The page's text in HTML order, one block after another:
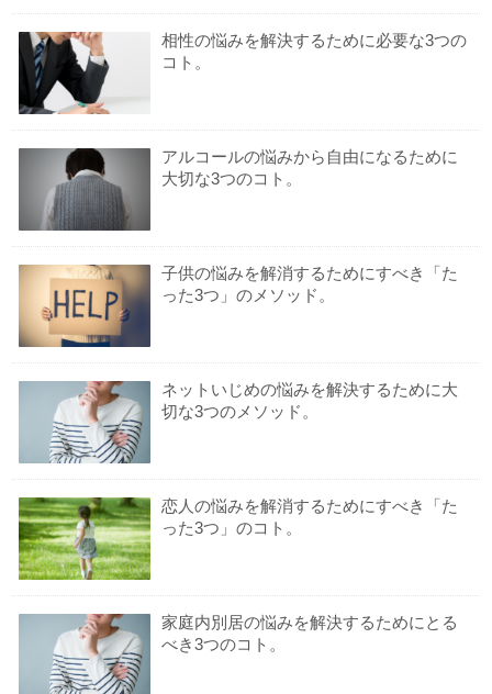
相性の悩みを解決するために必要な3つの
コト。
アルコールの悩みから自由になるために
大切な3つのコト。
子供の悩みを解消するためにすべき「た
った3つ」のメソッド。
ネットいじめの悩みを解決するために大
切な3つのメソッド。
恋人の悩みを解消するためにすべき「た
った3つ」のコト。
家庭内別居の悩みを解決するためにとる
べき3つのコト。